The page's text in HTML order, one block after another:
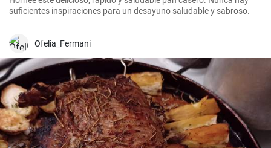
suficientes inspiraciones para un desayuno saludable y sabroso.
Ofelia_Fermani